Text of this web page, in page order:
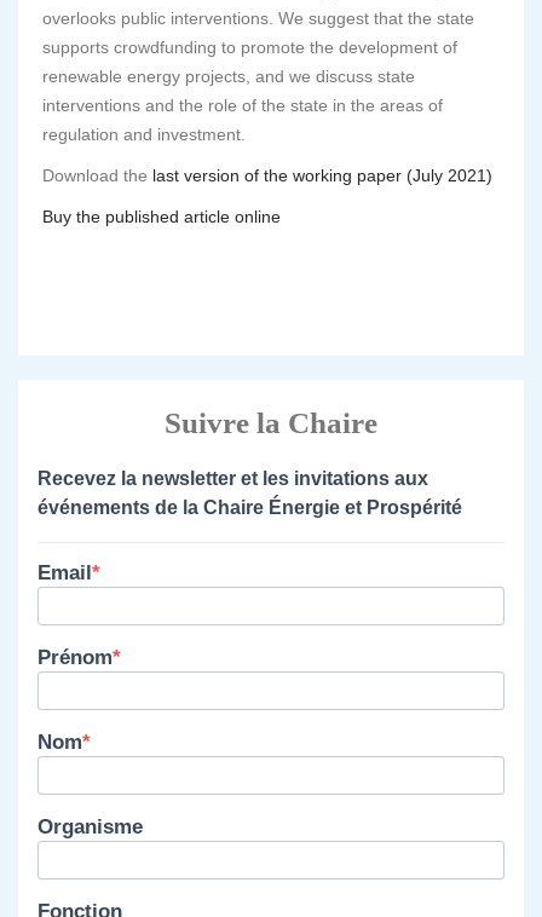
overlooks public interventions. We suggest that the state
supports crowdfunding to promote the development of
renewable energy projects, and we discuss state
interventions and the role of the state in the areas of
regulation and investment.
Download the last version of the working paper (July 2021)
Buy the published article online
Suivre la Chaire
Recevez la newsletter et les invitations aux
événements de la Chaire Énergie et Prospérité
Email
Prénom
Nom
Organisme
Fonction